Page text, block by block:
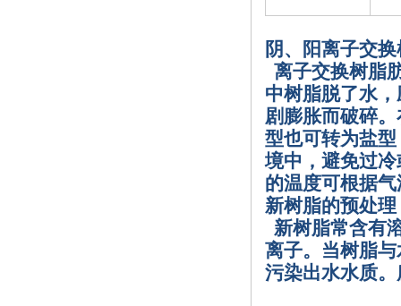
阴、阳离子交
离子交换树脂
中树脂脱了水
剧膨胀而破碎
型也可转为盐
境中，避免过
的温度可根据
新树脂的预处理
新树脂常含有
离子。当树脂
污染出水水质